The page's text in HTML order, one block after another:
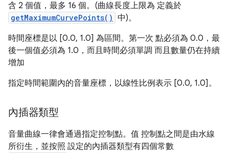
含 2 個值，最多 16 個。(曲線長度上限為 定義於
getMaximumCurvePoints() 中)。
時間座標是以 [0.0, 1.0] 為區間。第一次 點必須為 0.0，最
後一個值必須為 1.0，而且時間必須單調 而且數量仍在持續
增加
指定時間範圍內的音量座標，以線性比例表示 [0.0, 1.0]。
內插器類型
音量曲線一律會通過指定控制點。值 控制點之間是由水線
所衍生，並按照 設定的內插器類型有四個常數